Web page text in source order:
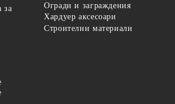
за
Огради и заграждения
Хардуер аксесоари
Строителни материали